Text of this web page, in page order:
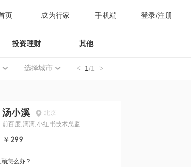
页 成为行家 手机端 登录/注册
投资理财 其他
选择城市 1/1
汤小溪
北京
前百度,滴滴,小红书技术总监
￥299
怎么办？